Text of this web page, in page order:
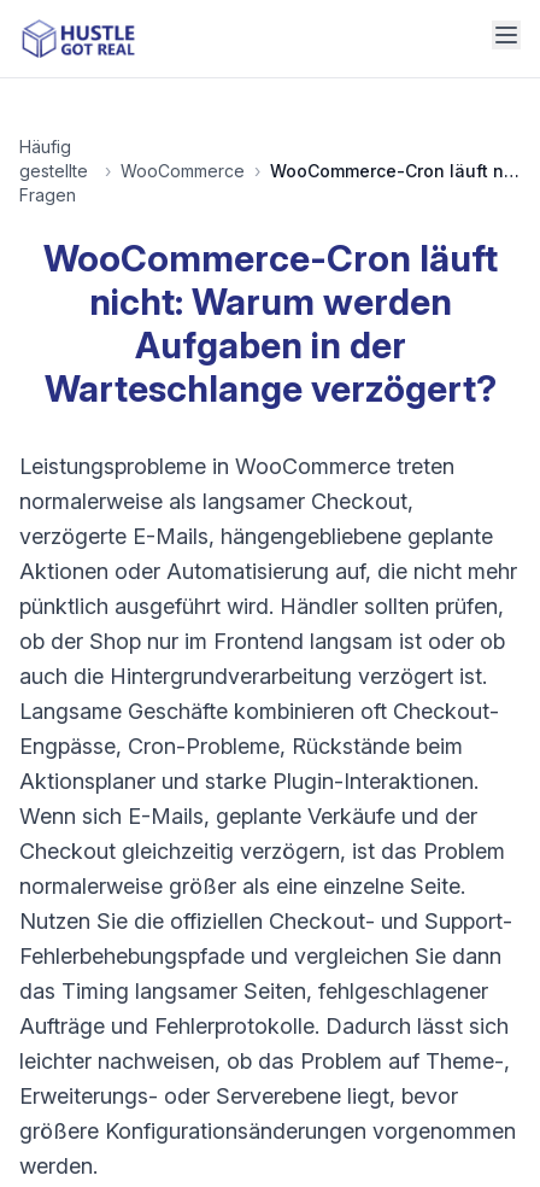
Häufig
gestellte
Fragen
› WooCommerce › WooCommerce-Cron läuft nicht: Warum werden Aufgaben in der Warteschlange verzögert?
WooCommerce-Cron läuft
nicht: Warum werden
Aufgaben in der
Warteschlange verzögert?
Leistungsprobleme in WooCommerce treten
normalerweise als langsamer Checkout,
verzögerte E-Mails, hängengebliebene geplante
Aktionen oder Automatisierung auf, die nicht mehr
pünktlich ausgeführt wird. Händler sollten prüfen,
ob der Shop nur im Frontend langsam ist oder ob
auch die Hintergrundverarbeitung verzögert ist.
Langsame Geschäfte kombinieren oft Checkout-
Engpässe, Cron-Probleme, Rückstände beim
Aktionsplaner und starke Plugin-Interaktionen.
Wenn sich E-Mails, geplante Verkäufe und der
Checkout gleichzeitig verzögern, ist das Problem
normalerweise größer als eine einzelne Seite.
Nutzen Sie die offiziellen Checkout- und Support-
Fehlerbehebungspfade und vergleichen Sie dann
das Timing langsamer Seiten, fehlgeschlagener
Aufträge und Fehlerprotokolle. Dadurch lässt sich
leichter nachweisen, ob das Problem auf Theme-,
Erweiterungs- oder Serverebene liegt, bevor
größere Konfigurationsänderungen vorgenommen
werden.